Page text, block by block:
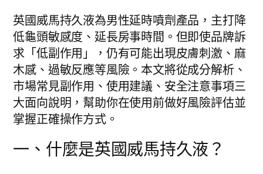
英國威馬持久液為男性延時噴劑產品，主打降
低龜頭敏感度、延長房事時間。但即使品牌訴
求「低副作用」，仍有可能出現皮膚刺激、麻
木感、過敏反應等風險。本文將從成分解析、
市場常見副作用、使用建議、安全注意事項三
大面向說明，幫助你在使用前做好風險評估並
掌握正確操作方式。
一、什麼是英國威馬持久液？